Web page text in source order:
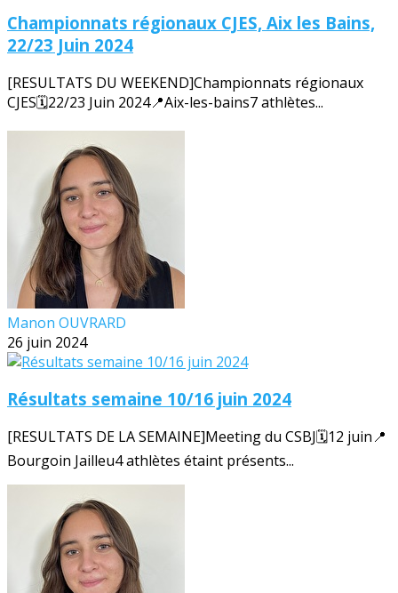
Championnats régionaux CJES, Aix les Bains,
22/23 Juin 2024
[RESULTATS DU WEEKEND]Championnats régionaux
CJES🗓️22/23 Juin 2024📍Aix-les-bains7 athlètes...
Manon OUVRARD
26 juin 2024
Résultats semaine 10/16 juin 2024
[RESULTATS DE LA SEMAINE]Meeting du CSBJ🗓️12 juin📍
Bourgoin Jailleu4 athlètes étaint présents...